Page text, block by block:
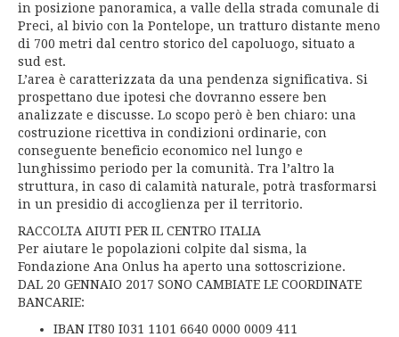
in posizione panoramica, a valle della strada comunale di
Preci, al bivio con la Pontelope, un tratturo distante meno
di 700 metri dal centro storico del capoluogo, situato a
sud est.
L’area è caratterizzata da una pendenza significativa. Si
prospettano due ipotesi che dovranno essere ben
analizzate e discusse. Lo scopo però è ben chiaro: una
costruzione ricettiva in condizioni ordinarie, con
conseguente beneficio economico nel lungo e
lunghissimo periodo per la comunità. Tra l’altro la
struttura, in caso di calamità naturale, potrà trasformarsi
in un presidio di accoglienza per il territorio.
RACCOLTA AIUTI PER IL CENTRO ITALIA
Per aiutare le popolazioni colpite dal sisma, la
Fondazione Ana Onlus ha aperto una sottoscrizione.
DAL 20 GENNAIO 2017 SONO CAMBIATE LE COORDINATE
BANCARIE:
IBAN IT80 I031 1101 6640 0000 0009 411